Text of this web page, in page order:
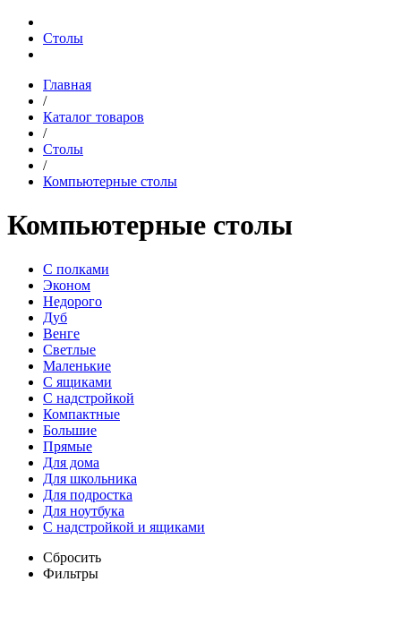
Столы
Главная
/
Каталог товаров
/
Столы
/
Компьютерные столы
Компьютерные столы
С полками
Эконом
Недорого
Дуб
Венге
Светлые
Маленькие
С ящиками
С надстройкой
Компактные
Большие
Прямые
Для дома
Для школьника
Для подростка
Для ноутбука
С надстройкой и ящиками
Сбросить
Фильтры